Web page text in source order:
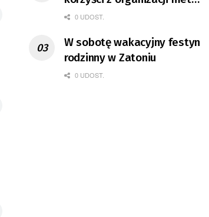
Tour de Pologne
0 UDOST.
W sobotę wakacyjny festyn
rodzinny w Zatoniu
0 UDOST.